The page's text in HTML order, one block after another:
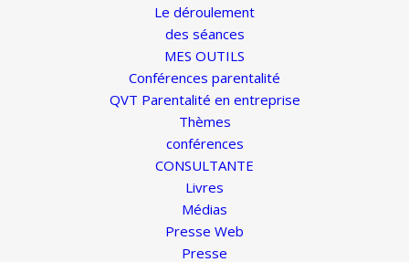
Le déroulement
des séances
MES OUTILS
Conférences parentalité
QVT Parentalité en entreprise
Thèmes
conférences
CONSULTANTE
Livres
Médias
Presse Web
Presse